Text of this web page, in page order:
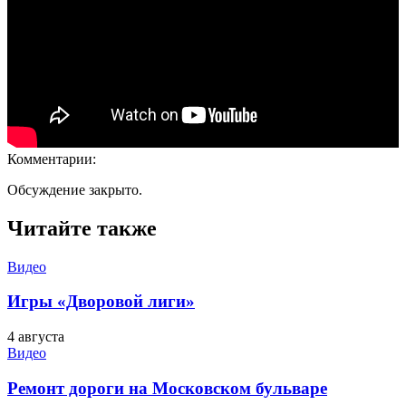
Комментарии:
Обсуждение закрыто.
Читайте также
Видео
Игры «Дворовой лиги»
4 августа
Видео
Ремонт дороги на Московском бульваре